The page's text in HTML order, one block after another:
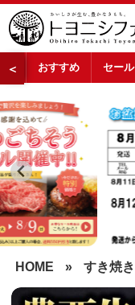
＜ おすすめ セール
HOME » すき焼き